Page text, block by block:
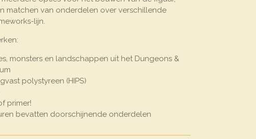
matchen van onderdelen over verschillende
lijn.
monsters en landschappen uit het Dungeons &
polystyreen (HIPS)
primer!
bevatten doorschijnende onderdelen